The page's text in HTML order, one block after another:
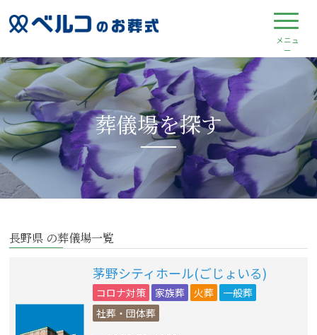
葬儀場を探す
長野県 の葬儀場一覧
茅野シティホール(ごじょいる)
コロナ対策 家族葬 火葬
一般葬
社葬・団体葬